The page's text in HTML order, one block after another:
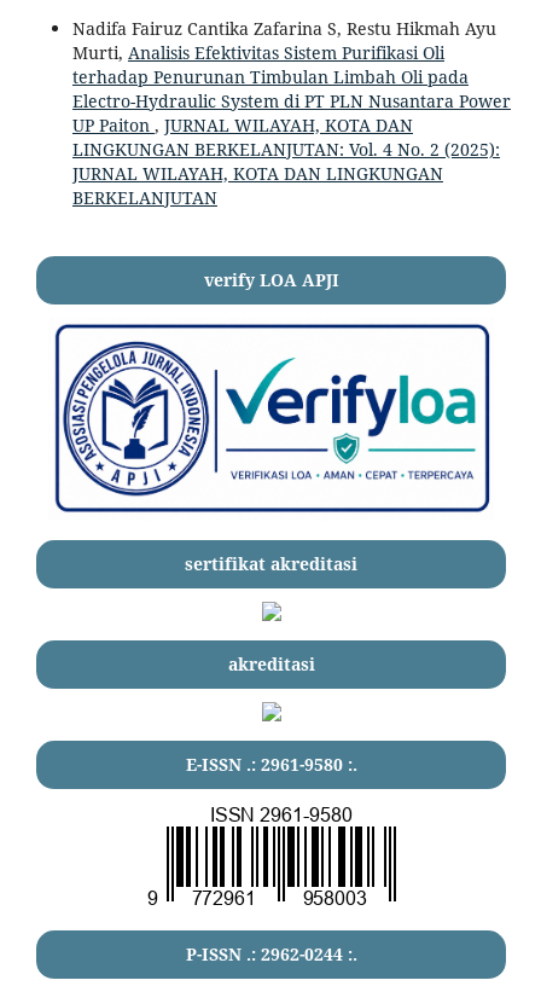
Nadifa Fairuz Cantika Zafarina S, Restu Hikmah Ayu
Murti, Analisis Efektivitas Sistem Purifikasi Oli
terhadap Penurunan Timbulan Limbah Oli pada
Electro-Hydraulic System di PT PLN Nusantara Power
UP Paiton , JURNAL WILAYAH, KOTA DAN
LINGKUNGAN BERKELANJUTAN: Vol. 4 No. 2 (2025):
JURNAL WILAYAH, KOTA DAN LINGKUNGAN
BERKELANJUTAN
verify LOA APJI
sertifikat akreditasi
akreditasi
E-ISSN .: 2961-9580:.
P-ISSN .: 2962-0244:.